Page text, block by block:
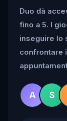
Duo dà
fino a 5. I
inseguire lo
confrontare
A S